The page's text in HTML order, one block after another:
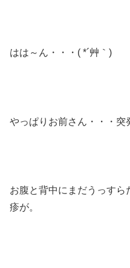
はは～ん・・・( *´艸｀)
やっぱりお前さん・・・突
お腹と背中にまだうっすら
疹が。